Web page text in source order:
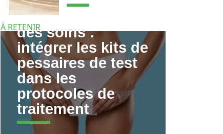
À RETENIR
Personnalisation
des soins :
intégrer les kits de
pessaires de test
dans les
protocoles de
traitement